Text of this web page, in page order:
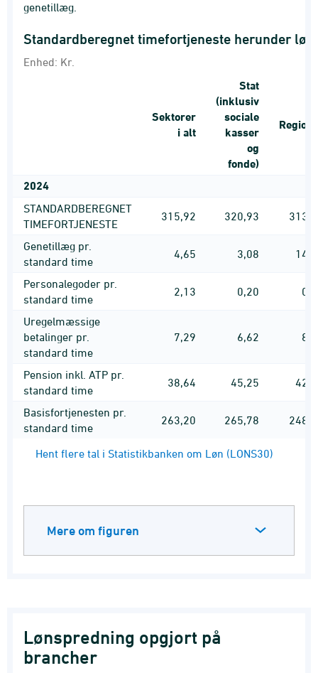
genetillæg.
Standardberegnet timefortjeneste herunder
Enhed: Kr.
Sektorer
i alt
Stat
(inklusiv
sociale
kasser
og
fonde)
2024
STANDARDBEREGNET
TIMEFORTJENESTE
315,92 320,93
Genetillæg pr.
standard time
4,65 3,08
Personalegoder pr.
standard time
2,13 0,20
Uregelmæssige
betalinger pr.
standard time
7,29 6,62
Pension inkl. ATP pr.
standard time
38,64 45,25
Basisfortjenesten pr.
standard time
263,20 265,78
Hent flere tal i Statistikbanken om Løn (LONS30)
Mere om figuren
Lønspredning opgjort på
brancher